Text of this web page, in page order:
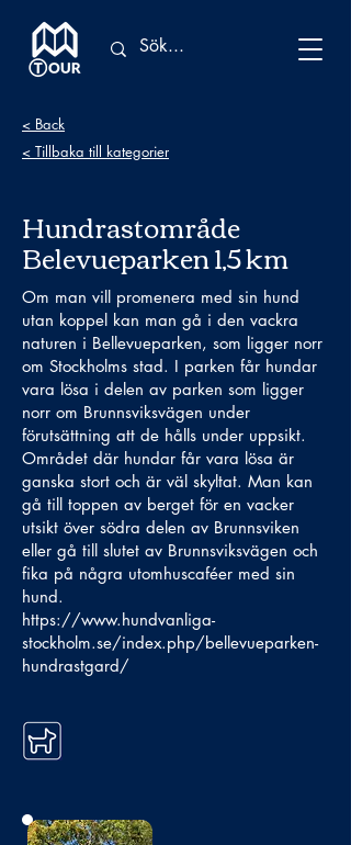
< Back
< Tillbaka till kategorier
Hundrastområde
Belevueparken 1,5 km
Om man vill promenera med sin hund
utan koppel kan man gå i den vackra
naturen i Bellevueparken, som ligger norr
om Stockholms stad. I parken får hundar
vara lösa i delen av parken som ligger
norr om Brunnsviksvägen under
förutsättning att de hålls under uppsikt.
Området där hundar får vara lösa är
ganska stort och är väl skyltat. Man kan
gå till toppen av berget för en vacker
utsikt över södra delen av Brunnsviken
eller gå till slutet av Brunnsviksvägen och
fika på några utomhuscaféer med sin
hund.
https://www.hundvanliga-
stockholm.se/index.php/bellevueparken-
hundrastgard/